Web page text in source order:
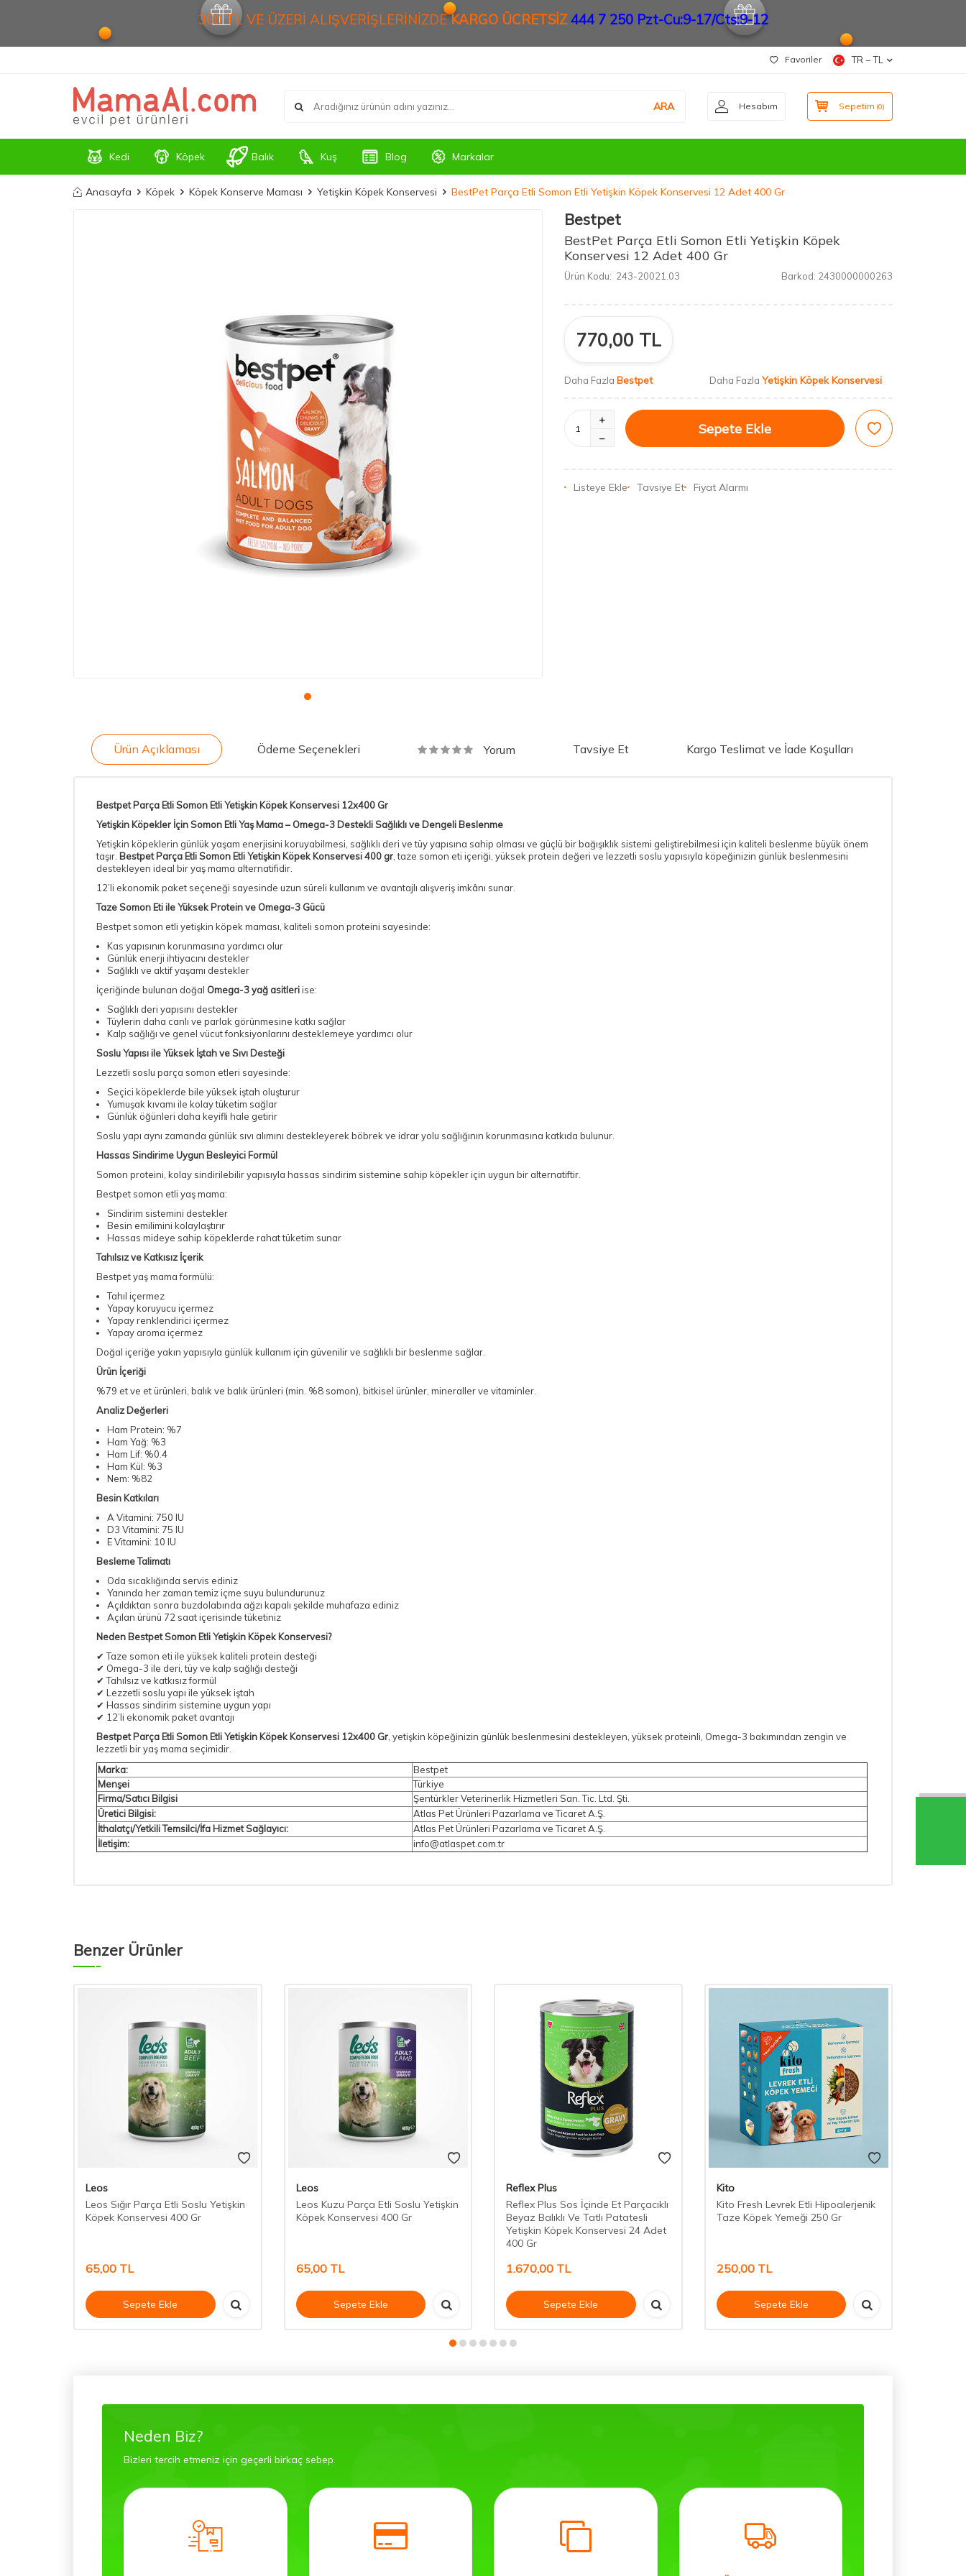
300 TL VE ÜZERİ ALIŞVERİŞLERİNİZDEKARGO ÜCRETSİZ444 7 250 Pzt-Cu:9-17/Cts:9-12
Favoriler TR − TL
ARA Hesabım Sepetim (0)
Kedi Köpek Balık Kuş Blog Markalar
Anasayfa Köpek Köpek Konserve Maması Yetişkin Köpek Konservesi BestPet Parça Etli Somon Etli Yetişkin Köpek Konservesi 12 Adet 400 Gr
Bestpet
BestPet Parça Etli Somon Etli Yetişkin Köpek
Konservesi 12 Adet 400 Gr
Ürün Kodu: 243-20021.03 Barkod: 2430000000263
770,00 TL
Daha Fazla Bestpet Daha Fazla Yetişkin Köpek Konservesi
Sepete Ekle
Listeye Ekle Tavsiye Et Fiyat Alarmı
Ürün Açıklaması Ödeme Seçenekleri Yorum Tavsiye Et Kargo Teslimat ve İade Koşulları
Bestpet Parça Etli Somon Etli Yetişkin Köpek Konservesi 12x400 Gr
Yetişkin Köpekler İçin Somon Etli Yaş Mama – Omega-3 Destekli Sağlıklı ve Dengeli Beslenme
Yetişkin köpeklerin günlük yaşam enerjisini koruyabilmesi, sağlıklı deri ve tüy yapısına sahip olması ve güçlü bir bağışıklık sistemi geliştirebilmesi için kaliteli beslenme büyük önem
taşır. Bestpet Parça Etli Somon Etli Yetişkin Köpek Konservesi 400 gr , taze somon eti içeriği, yüksek protein değeri ve lezzetli soslu yapısıyla köpeğinizin günlük beslenmesini
destekleyen ideal bir yaş mama alternatifidir.
12’li ekonomik paket seçeneği sayesinde uzun süreli kullanım ve avantajlı alışveriş imkânı sunar.
Taze Somon Eti ile Yüksek Protein ve Omega-3 Gücü
Bestpet somon etli yetişkin köpek maması, kaliteli somon proteini sayesinde:
Kas yapısının korunmasına yardımcı olur
Günlük enerji ihtiyacını destekler
Sağlıklı ve aktif yaşamı destekler
İçeriğinde bulunan doğal Omega-3 yağ asitleriise:
Sağlıklı deri yapısını destekler
Tüylerin daha canlı ve parlak görünmesine katkı sağlar
Kalp sağlığı ve genel vücut fonksiyonlarını desteklemeye yardımcı olur
Soslu Yapısı ile Yüksek İştah ve Sıvı Desteği
Lezzetli soslu parça somon etleri sayesinde:
Seçici köpeklerde bile yüksek iştah oluşturur
Yumuşak kıvamı ile kolay tüketim sağlar
Günlük öğünleri daha keyifli hale getirir
Soslu yapı aynı zamanda günlük sıvı alımını destekleyerek böbrek ve idrar yolu sağlığının korunmasına katkıda bulunur.
Hassas Sindirime Uygun Besleyici Formül
Somon proteini, kolay sindirilebilir yapısıyla hassas sindirim sistemine sahip köpekler için uygun bir alternatiftir.
Bestpet somon etli yaş mama:
Sindirim sistemini destekler
Besin emilimini kolaylaştırır
Hassas mideye sahip köpeklerde rahat tüketim sunar
Tahılsız ve Katkısız İçerik
Bestpet yaş mama formülü:
Tahıl içermez
Yapay koruyucu içermez
Yapay renklendirici içermez
Yapay aroma içermez
Doğal içeriğe yakın yapısıyla günlük kullanım için güvenilir ve sağlıklı bir beslenme sağlar.
Ürün İçeriği
%79 et ve et ürünleri, balık ve balık ürünleri (min. %8 somon), bitkisel ürünler, mineraller ve vitaminler.
Analiz Değerleri
Ham Protein: %7
Ham Yağ: %3
Ham Lif: %0.4
Ham Kül: %3
Nem: %82
Besin Katkıları
A Vitamini: 750 IU
D3 Vitamini: 75 IU
E Vitamini: 10 IU
Besleme Talimatı
Oda sıcaklığında servis ediniz
Yanında her zaman temiz içme suyu bulundurunuz
Açıldıktan sonra buzdolabında ağzı kapalı şekilde muhafaza ediniz
Açılan ürünü 72 saat içerisinde tüketiniz
Neden Bestpet Somon Etli Yetişkin Köpek Konservesi?
✔ Taze somon eti ile yüksek kaliteli protein desteği
✔ Omega-3 ile deri, tüy ve kalp sağlığı desteği
✔ Tahılsız ve katkısız formül
✔ Lezzetli soslu yapı ile yüksek iştah
✔ Hassas sindirim sistemine uygun yapı
✔ 12’li ekonomik paket avantajı
Bestpet Parça Etli Somon Etli Yetişkin Köpek Konservesi 12x400 Gr , yetişkin köpeğinizin günlük beslenmesini destekleyen, yüksek proteinli, Omega-3 bakımından zengin ve
lezzetli bir yaş mama seçimidir.
Marka:
Bestpet
Menşei
Türkiye
Firma/Satıcı Bilgisi
Şentürkler Veterinerlik Hizmetleri San. Tic. Ltd. Şti.
Üretici Bilgisi:
Atlas Pet Ürünleri Pazarlama ve Ticaret A.Ş.
İthalatçı/Yetkili Temsilci/İfa Hizmet Sağlayıcı:
Atlas Pet Ürünleri Pazarlama ve Ticaret A.Ş.
İletişim:
info@atlaspet.com.tr
Benzer Ürünler
Leos
Leos Sığır Parça Etli Soslu Yetişkin
Köpek Konservesi 400 Gr
65,00 TL
Sepete Ekle
Leos
Leos Kuzu Parça Etli Soslu Yetişkin
Köpek Konservesi 400 Gr
65,00TL
Sepete Ekle
Reflex Plus
Reflex Plus Sos İçinde Et Parçacıklı
Beyaz Balıklı Ve Tatlı Patatesli
Yetişkin Köpek Konservesi 24 Adet
400 Gr
1.670,00 TL
Sepete Ekle
Kito
Kito Fresh Levrek Etli Hipoalerjenik
Taze Köpek Yemeği 250 Gr
250,00TL
Sepete Ekle
Neden Biz?
Bizleri tercih etmeniz için geçerli birkaç sebep.